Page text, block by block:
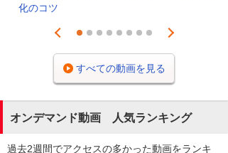
化のコツ
Prev
1 2 3 4 5 6 7 8
Next
すべての動画を見る
オンデマンド動画 人気ランキング
過去2週間でアクセスの多かった動画をランキ